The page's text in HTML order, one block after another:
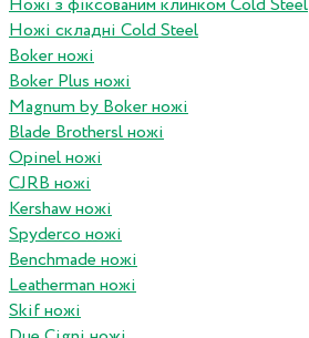
Ножі з фіксованим клинком Cold Steel
Ножі складні Cold Steel
Boker ножі
Boker Plus ножі
Magnum by Boker ножі
Blade Brothersl ножі
Opinel ножі
CJRB ножі
Kershaw ножі
Spyderco ножі
Benchmade ножі
Leatherman ножі
Skif ножі